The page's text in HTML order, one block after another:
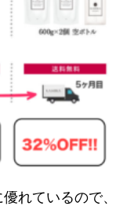
れているので、